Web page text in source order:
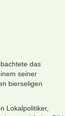
das
seiner
bier­seligen
Lokalpolitiker,